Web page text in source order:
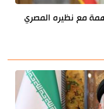
مع نظيره المصري